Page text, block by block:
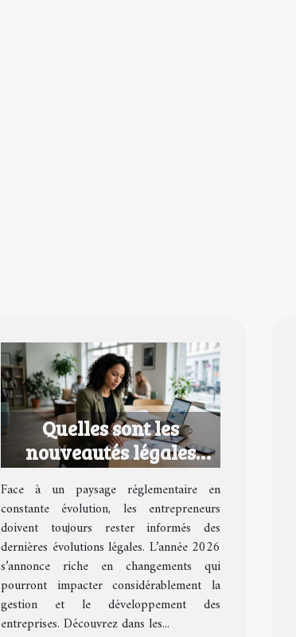
Quelles sont les
nouveautés légales
pour les entrepreneurs
en 2026 ?
Face à un paysage réglementaire en
constante évolution, les entrepreneurs
doivent toujours rester informés des
dernières évolutions légales. L’année 2026
s’annonce riche en changements qui
pourront impacter considérablement la
gestion et le développement des
entreprises. Découvrez dans les...